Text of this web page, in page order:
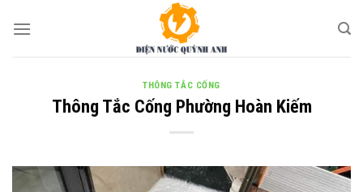
THÔNG TẮC CỐNG
Thông Tắc Cống Phường Hoàn Kiếm